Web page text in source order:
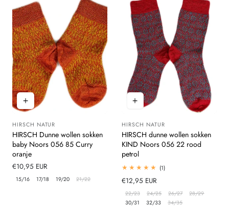
Leverancier:
HIRSCH NATUR
HIRSCH Dunne wollen sokken
baby Noors 056 85 Curry
oranje
Normale
prijs
€10,95 EUR
15/16 17/18 19/20 21/22
Leverancier:
HIRSCH NATUR
HIRSCH dunne wollen sokken
KIND Noors 056 22 rood
petrol
(1)1
Normale
prijs
€12,95 EUR
22/23 24/25 26/27
28/29
30/31
32/33 34/35